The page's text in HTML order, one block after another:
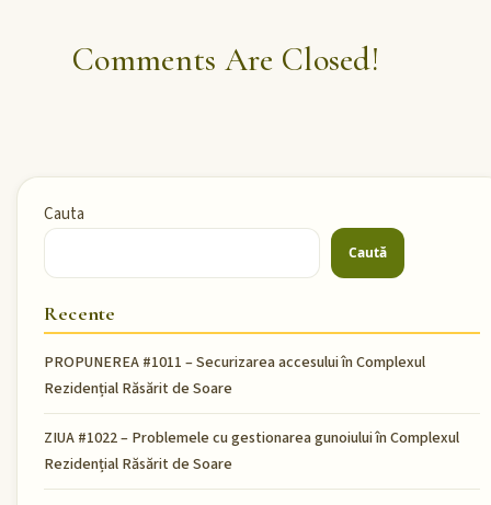
Comments Are Closed!
Cauta
Caută
Recente
PROPUNEREA #1011 – Securizarea accesului în Complexul
Rezidențial Răsărit de Soare
ZIUA #1022 – Problemele cu gestionarea gunoiului în Complexul
Rezidențial Răsărit de Soare